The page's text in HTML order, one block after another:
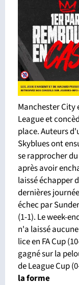
Manchester City
League et
place. Auteurs
Skyblues ont
se rapprocher
après avoir
laissé échapper
dernières
échec par
(1-1). Le week-
n'a laissé
lice en FA Cup
gagné sur la
de League Cup
la forme